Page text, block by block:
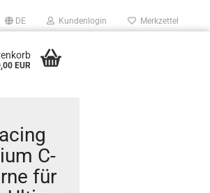
DE Kundenlogin Merkzettel
EUR
C-
für